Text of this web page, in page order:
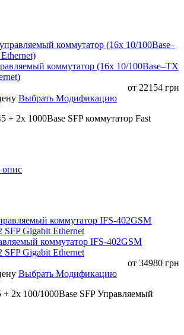
коммутатор (16x 10/100Base–TX
от 22154 грн
Выбрать Модификацию
+ 2x 1000Base SFP коммутатор Fast
опис
коммутатор IFS-402GSM
SFP Gigabit Ethernet
от 34980 грн
Выбрать Модификацию
+ 2x 100/1000Base SFP Управляемый